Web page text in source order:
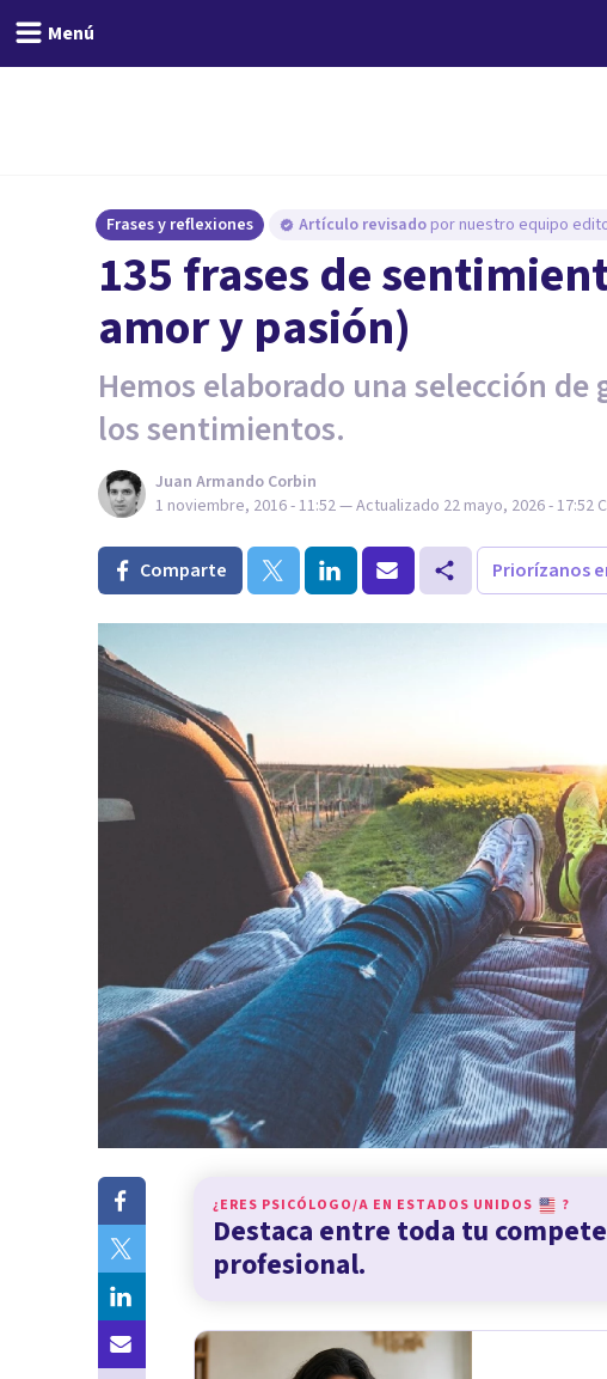
Menú
Frases y reflexiones Artículo revisado por nuestro equipo
135 frases de
amor y pasión)
Hemos elaborado una selección
los sentimientos.
Juan Armando Corbin
1 noviembre, 2016 - 11:52— Actualizado 22 mayo, 2026 - 17:52
Comparte Priorízanos
¿ERES PSICÓLOGO/A EN ESTADOS UNIDOS ?
Destaca entre toda tu
profesional.